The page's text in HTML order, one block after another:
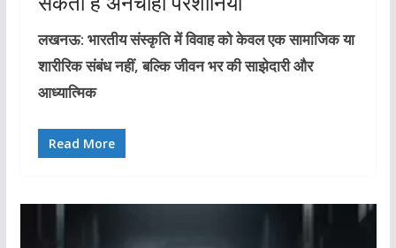
लखनऊ: भारतीय संस्कृति में विवाह को केवल एक सामाजिक या
शारीरिक संबंध नहीं, बल्कि जीवन भर की साझेदारी और
आध्यात्मिक
Read More